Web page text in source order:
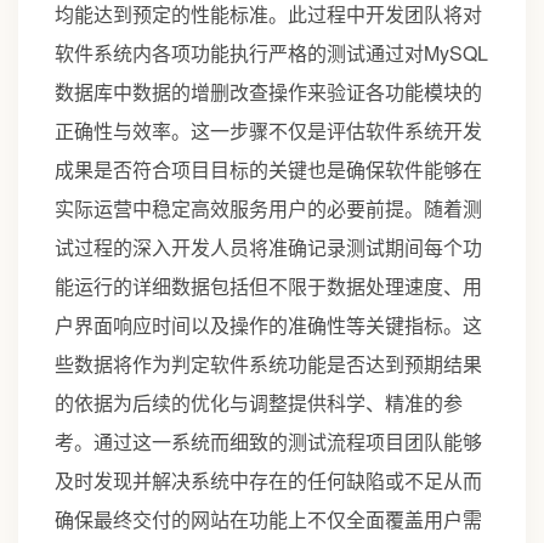
均能达到预定的性能标准。此过程中开发团队将对
软件系统内各项功能执行严格的测试通过对MySQL
数据库中数据的增删改查操作来验证各功能模块的
正确性与效率。这一步骤不仅是评估软件系统开发
成果是否符合项目目标的关键也是确保软件能够在
实际运营中稳定高效服务用户的必要前提。随着测
试过程的深入开发人员将准确记录测试期间每个功
能运行的详细数据包括但不限于数据处理速度、用
户界面响应时间以及操作的准确性等关键指标。这
些数据将作为判定软件系统功能是否达到预期结果
的依据为后续的优化与调整提供科学、精准的参
考。通过这一系统而细致的测试流程项目团队能够
及时发现并解决系统中存在的任何缺陷或不足从而
确保最终交付的网站在功能上不仅全面覆盖用户需